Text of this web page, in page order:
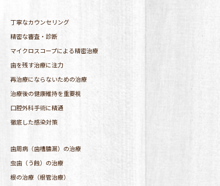
丁寧なカウンセリング
精密な審査・診断
マイクロスコープによる精密治療
歯を残す治療に注力
再治療にならないための治療
治療後の健康維持を重要視
口腔外科手術に精通
徹底した感染対策
歯周病（歯槽膿漏）の治療
虫歯（う蝕）の治療
根の治療（根管治療）